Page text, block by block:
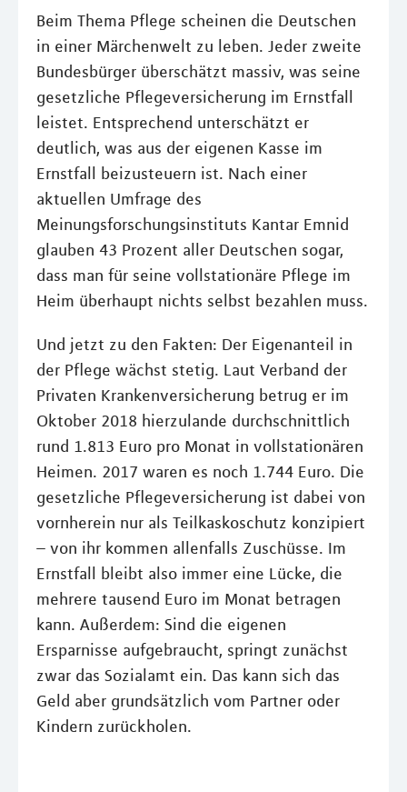
Beim Thema Pflege scheinen die Deutschen
in einer Märchenwelt zu leben. Jeder zweite
Bundesbürger überschätzt massiv, was seine
gesetzliche Pflegeversicherung im Ernstfall
leistet. Entsprechend unterschätzt er
deutlich, was aus der eigenen Kasse im
Ernstfall beizusteuern ist. Nach einer
aktuellen Umfrage des
Meinungsforschungsinstituts Kantar Emnid
glauben 43 Prozent aller Deutschen sogar,
dass man für seine vollstationäre Pflege im
Heim überhaupt nichts selbst bezahlen muss.
Und jetzt zu den Fakten: Der Eigenanteil in
der Pflege wächst stetig. Laut Verband der
Privaten Krankenversicherung betrug er im
Oktober 2018 hierzulande durchschnittlich
rund 1.813 Euro pro Monat in vollstationären
Heimen. 2017 waren es noch 1.744 Euro. Die
gesetzliche Pflegeversicherung ist dabei von
vornherein nur als Teilkaskoschutz konzipiert
– von ihr kommen allenfalls Zuschüsse. Im
Ernstfall bleibt also immer eine Lücke, die
mehrere tausend Euro im Monat betragen
kann. Außerdem: Sind die eigenen
Ersparnisse aufgebraucht, springt zunächst
zwar das Sozialamt ein. Das kann sich das
Geld aber grundsätzlich vom Partner oder
Kindern zurückholen.